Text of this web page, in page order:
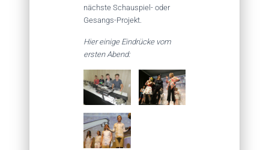
nächste Schauspiel- oder
Gesangs-Projekt.
Hier einige Eindrücke vom
ersten Abend: